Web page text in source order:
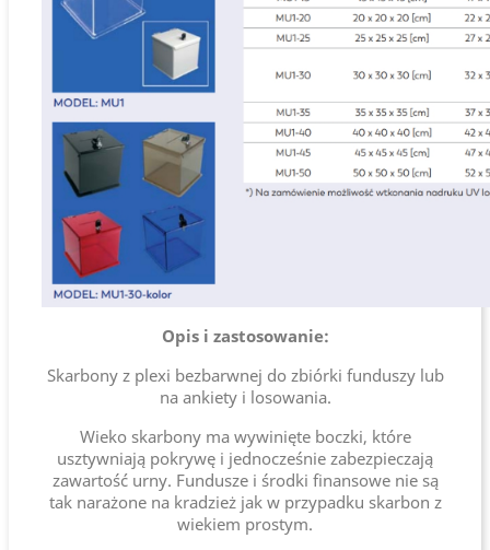
Opis i zastosowanie:
Skarbony z plexi bezbarwnej do zbiórki funduszy lub
na ankiety i losowania.
Wieko skarbony ma wywinięte boczki, które
usztywniają pokrywę i jednocześnie zabezpieczają
zawartość urny. Fundusze i środki finansowe nie są
tak narażone na kradzież jak w przypadku skarbon z
wiekiem prostym.